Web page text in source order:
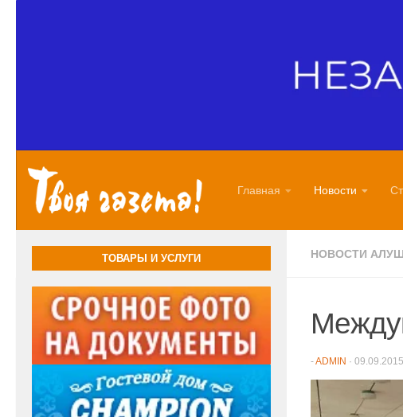
Главная Новости
НОВОСТИ
-ADMIN · 09.09.2015
ТОВАРЫ И УСЛУГИ